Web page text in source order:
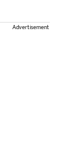
Advertisement